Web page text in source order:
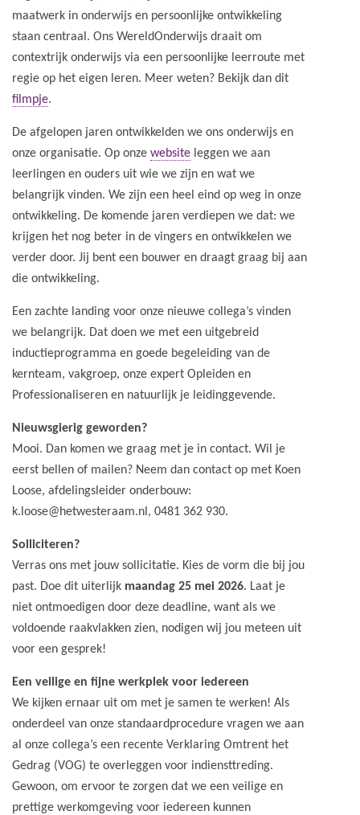
maatwerk in onderwijs en persoonlijke ontwikkeling
staan centraal. Ons WereldOnderwijs draait om
contextrijk onderwijs via een persoonlijke leerroute met
regie op het eigen leren. Meer weten? Bekijk dan dit
filmpje.
De afgelopen jaren ontwikkelden we ons onderwijs en
onze organisatie. Op onze website leggen we aan
leerlingen en ouders uit wie we zijn en wat we
belangrijk vinden. We zijn een heel eind op weg in onze
ontwikkeling. De komende jaren verdiepen we dat: we
krijgen het nog beter in de vingers en ontwikkelen we
verder door. Jij bent een bouwer en draagt graag bij aan
die ontwikkeling.
Een zachte landing voor onze nieuwe collega’s vinden
we belangrijk. Dat doen we met een uitgebreid
inductieprogramma en goede begeleiding van de
kernteam, vakgroep, onze expert Opleiden en
Professionaliseren en natuurlijk je leidinggevende.
Nieuwsgierig geworden?
Mooi. Dan komen we graag met je in contact. Wil je
eerst bellen of mailen? Neem dan contact op met Koen
Loose, afdelingsleider onderbouw:
k.loose@hetwesteraam.nl, 0481 362 930.
Solliciteren?
Verras ons met jouw sollicitatie. Kies de vorm die bij jou
past. Doe dit uiterlijk maandag 25 mei 2026. Laat je
niet ontmoedigen door deze deadline, want als we
voldoende raakvlakken zien, nodigen wij jou meteen uit
voor een gesprek!
Een veilige en fijne werkplek voor iedereen
We kijken ernaar uit om met je samen te werken! Als
onderdeel van onze standaardprocedure vragen we aan
al onze collega’s een recente Verklaring Omtrent het
Gedrag (VOG) te overleggen voor indiensttreding.
Gewoon, om ervoor te zorgen dat we een veilige en
prettige werkomgeving voor iedereen kunnen